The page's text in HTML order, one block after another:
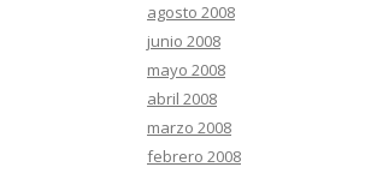
agosto 2008
junio 2008
mayo 2008
abril 2008
marzo 2008
febrero 2008